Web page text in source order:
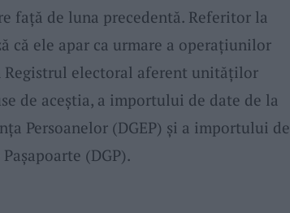
față de luna precedentă. Referitor la
că ele apar ca urmare a operațiunilor
electoral aferent unităților
de aceștia, a importului de date de la
Persoanelor (DGEP) și a importului de
(DGP).